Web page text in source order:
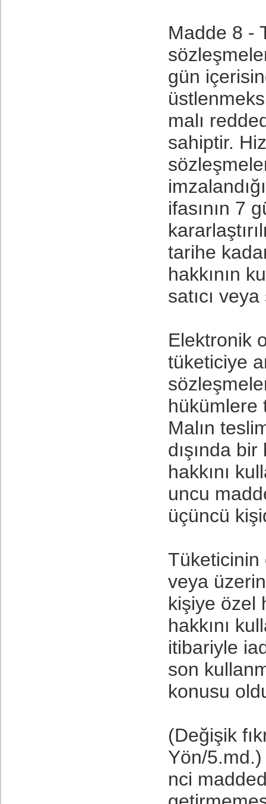
Madde 8 -
gün
malı
sahiptir.
ifasının 7
tarihe
hakkının
satıcı
Elektronik
tüketiciye
hükümlere
Malın
dışında
hakkını
uncu
üçüncü
Tüketicinin
veya
kişiye özel
hakkını
itibariyle
son
konusu
(Değişik
Yön/5.md.)
nci